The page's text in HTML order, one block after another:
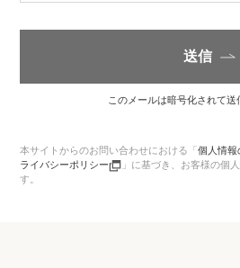
送信
このメールは暗号化されて送
本サイトからのお問い合わせにおける「個人情報
ライバシーポリシー
」に基づき、お客様の個
す。